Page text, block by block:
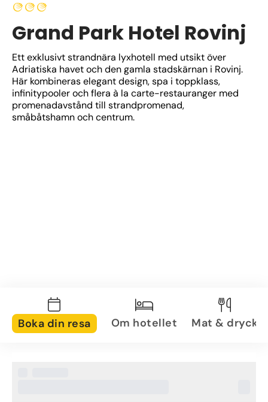
Grand Park Hotel Rovinj
Ett exklusivt strandnära lyxhotell med utsikt över
Adriatiska havet och den gamla stadskärnan i Rovinj.
Här kombineras elegant design, spa i toppklass,
infinitypooler och flera à la carte-restauranger med
promenadavstånd till strandpromenad,
småbåtshamn och centrum.
Boka din resa Om hotellet Mat & dryck